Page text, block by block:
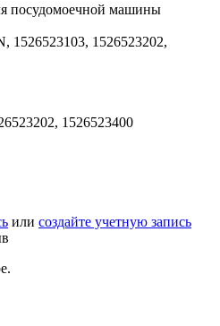
посудомоечной машины
1526523103, 1526523202,
1526523400
или создайте учетную запись